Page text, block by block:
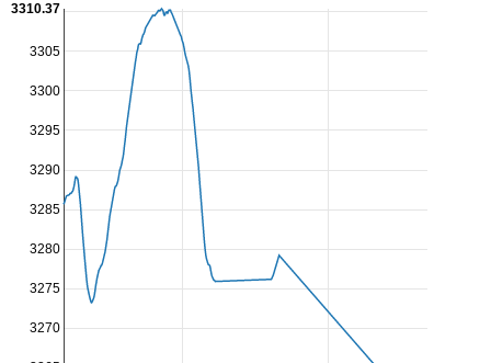
3270
3275
3280
3285
3290
3295
3300
3305
3310.37